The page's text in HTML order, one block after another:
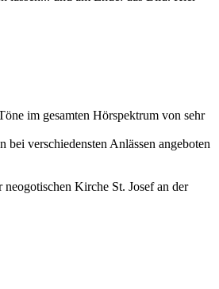
im gesamten Hörspektrum von sehr
verschiedensten Anlässen angeboten
Kirche St. Josef an der